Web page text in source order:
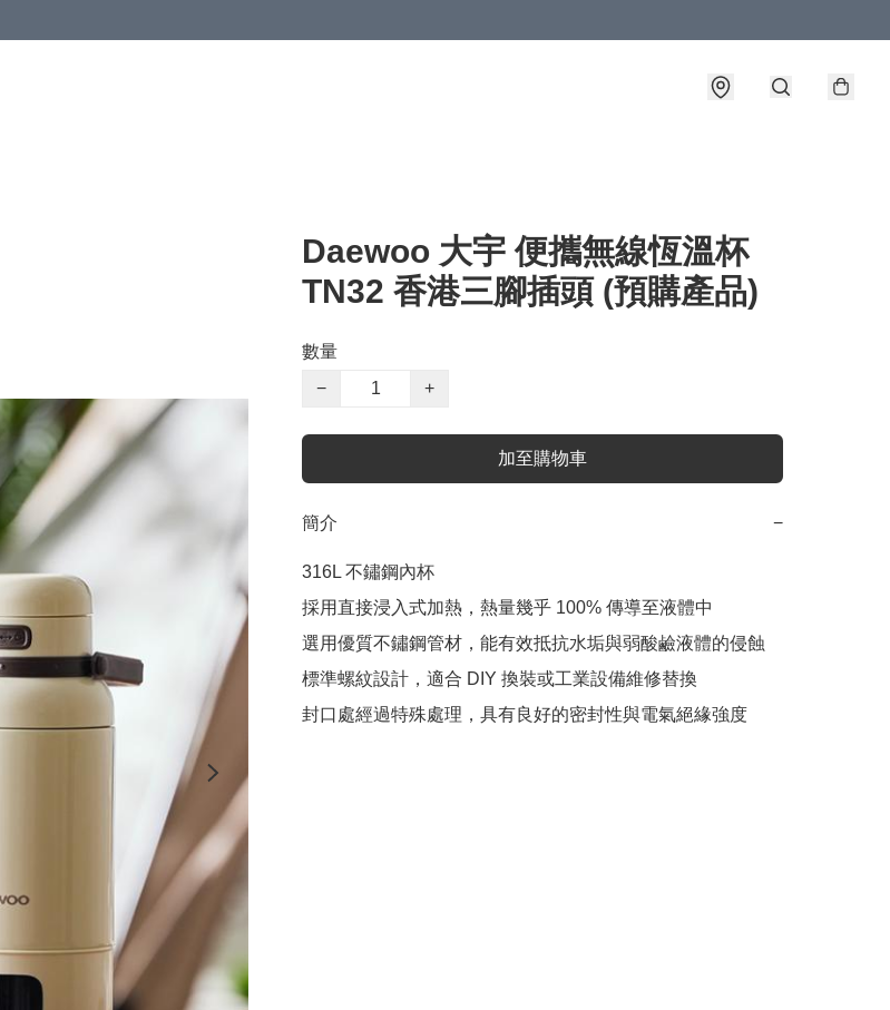
Daewoo 大宇 便攜無線恆溫杯
TN32 香港三腳插頭 (預購產品)
數量
−
+
加至購物車
簡介 −
316L 不鏽鋼內杯
採用直接浸入式加熱，熱量幾乎 100% 傳導至液體中
選用優質不鏽鋼管材，能有效抵抗水垢與弱酸鹼液體的侵蝕
標準螺紋設計，適合 DIY 換裝或工業設備維修替換
封口處經過特殊處理，具有良好的密封性與電氣絕緣強度